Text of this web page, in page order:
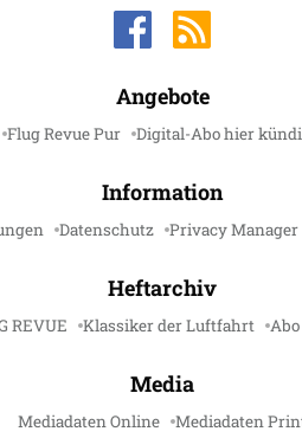
Angebote
Flug Revue Pur Digital-Abo hier
Information
Datenschutz Privacy Manager
Heftarchiv
REVUE Klassiker der Luftfahrt
Media
Mediadaten Online Mediadaten